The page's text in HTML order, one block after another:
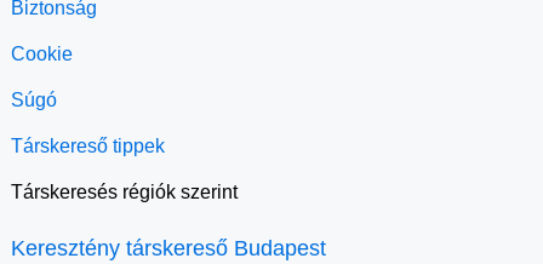
Biztonság
Cookie
Súgó
Társkereső tippek
Társkeresés régiók szerint
Keresztény társkereső Budapest